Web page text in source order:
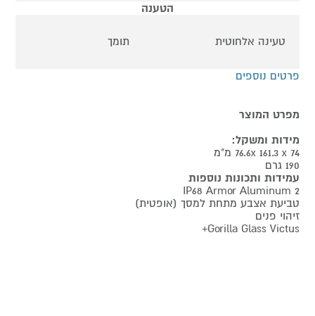
הטענה
טעינה אלחוטית תומך
פרטים נוספים
מפרט המוצר
מידות ומשקל:
76.6x 161.3 x 74 מ"מ
190 גרם
עמידות ותכונות נוספות
IP68 Armor Aluminum 2
טביעת אצבע מתחת למסך (אופטית)
זיהוי פנים
Gorilla Glass Victus+